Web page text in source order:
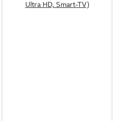
Ultra HD, Smart-TV)